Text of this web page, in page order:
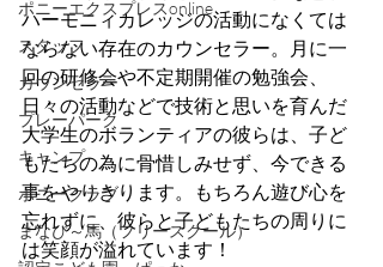
ポニーエクスプレスonline
スタッフ
カウンセラー
プレーパーク
キャンプ
ポニークラブ
まなび～馬（フリースクール）
ハーモニィカレッジの活動になくては
ならない存在のカウンセラー。月に一
回の研修会や不定期開催の勉強会、
日々の活動などで技術と思いを育んだ
大学生のボランティアの彼らは、子ど
もたちの為に骨惜しみせず、今できる
事をやりきります。もちろん遊び心を
忘れずに、彼らと子どもたちの周りに
は笑顔が溢れています！